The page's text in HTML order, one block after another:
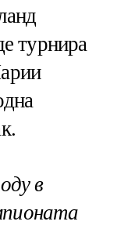
турнира
в